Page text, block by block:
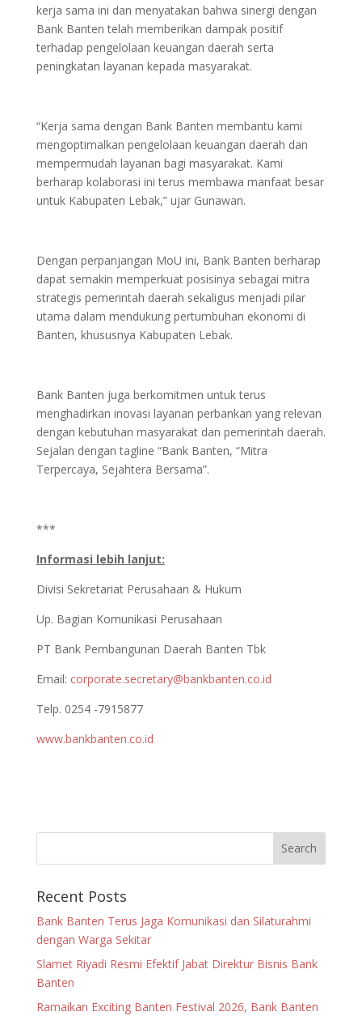
kerja sama ini dan menyatakan bahwa sinergi dengan
Bank Banten telah memberikan dampak positif
terhadap pengelolaan keuangan daerah serta
peningkatan layanan kepada masyarakat.
“Kerja sama dengan Bank Banten membantu kami
mengoptimalkan pengelolaan keuangan daerah dan
mempermudah layanan bagi masyarakat. Kami
berharap kolaborasi ini terus membawa manfaat besar
untuk Kabupaten Lebak,” ujar Gunawan.
Dengan perpanjangan MoU ini, Bank Banten berharap
dapat semakin memperkuat posisinya sebagai mitra
strategis pemerintah daerah sekaligus menjadi pilar
utama dalam mendukung pertumbuhan ekonomi di
Banten, khususnya Kabupaten Lebak.
Bank Banten juga berkomitmen untuk terus
menghadirkan inovasi layanan perbankan yang relevan
dengan kebutuhan masyarakat dan pemerintah daerah.
Sejalan dengan tagline “Bank Banten, “Mitra
Terpercaya, Sejahtera Bersama”.
***
Informasi lebih lanjut:
Divisi Sekretariat Perusahaan & Hukum
Up. Bagian Komunikasi Perusahaan
PT Bank Pembangunan Daerah Banten Tbk
Email: corporate.secretary@bankbanten.co.id
Telp. 0254 -7915877
www.bankbanten.co.id
Recent Posts
Bank Banten Terus Jaga Komunikasi dan Silaturahmi
dengan Warga Sekitar
Slamet Riyadi Resmi Efektif Jabat Direktur Bisnis Bank
Banten
Ramaikan Exciting Banten Festival 2026, Bank Banten